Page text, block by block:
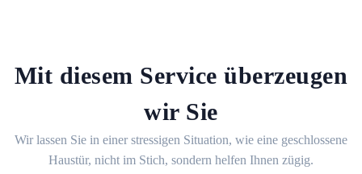
Mit diesem Service überzeugen
wir Sie
Wir lassen Sie in einer stressigen Situation, wie eine geschlossene
Haustür, nicht im Stich, sondern helfen Ihnen zügig.